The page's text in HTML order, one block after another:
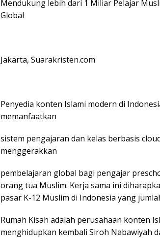
Mendukung lebih dari 1 Miliar Pelajar
Global
Jakarta, Suarakristen.com
Penyedia konten Islami modern di
memanfaatkan
sistem pengajaran dan kelas berbasis
menggerakkan
pembelajaran global bagi pengajar
orang tua Muslim. Kerja sama ini
pasar K-12 Muslim di Indonesia yang
Rumah Kisah adalah perusahaan konten
menghidupkan kembali Siroh Nabawiyah